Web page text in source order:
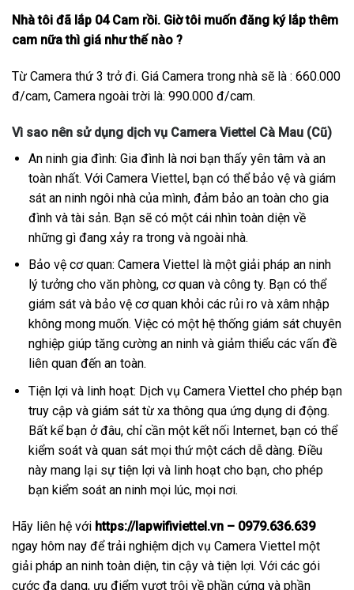
Nhà tôi đã lắp 04 Cam rồi. Giờ tôi muốn đăng ký lắp thêm
cam nữa thì giá như thế nào ?
Từ Camera thứ 3 trở đi. Giá Camera trong nhà sẽ là : 660.000
đ/cam, Camera ngoài trời là: 990.000 đ/cam.
Vì sao nên sử dụng dịch vụ Camera Viettel Cà Mau (Cũ)
An ninh gia đình: Gia đình là nơi bạn thấy yên tâm và an
toàn nhất. Với Camera Viettel, bạn có thể bảo vệ và giám
sát an ninh ngôi nhà của mình, đảm bảo an toàn cho gia
đình và tài sản. Bạn sẽ có một cái nhìn toàn diện về
những gì đang xảy ra trong và ngoài nhà.
Bảo vệ cơ quan: Camera Viettel là một giải pháp an ninh
lý tưởng cho văn phòng, cơ quan và công ty. Bạn có thể
giám sát và bảo vệ cơ quan khỏi các rủi ro và xâm nhập
không mong muốn. Việc có một hệ thống giám sát chuyên
nghiệp giúp tăng cường an ninh và giảm thiểu các vấn đề
liên quan đến an toàn.
Tiện lợi và linh hoạt: Dịch vụ Camera Viettel cho phép bạn
truy cập và giám sát từ xa thông qua ứng dụng di động.
Bất kể bạn ở đâu, chỉ cần một kết nối Internet, bạn có thể
kiểm soát và quan sát mọi thứ một cách dễ dàng. Điều
này mang lại sự tiện lợi và linh hoạt cho bạn, cho phép
bạn kiểm soát an ninh mọi lúc, mọi nơi.
Hãy liên hệ với https://lapwifiviettel.vn – 0979.636.639
ngay hôm nay để trải nghiệm dịch vụ Camera Viettel một
giải pháp an ninh toàn diện, tin cậy và tiện lợi. Với các gói
cước đa dạng, ưu điểm vượt trội về phần cứng và phần